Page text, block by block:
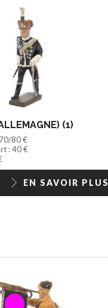
(1)
80 €
: 40 €
EN SAVOIR PLUS